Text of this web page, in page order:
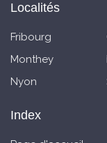
Localités
Fribourg
Monthey
Nyon
Index